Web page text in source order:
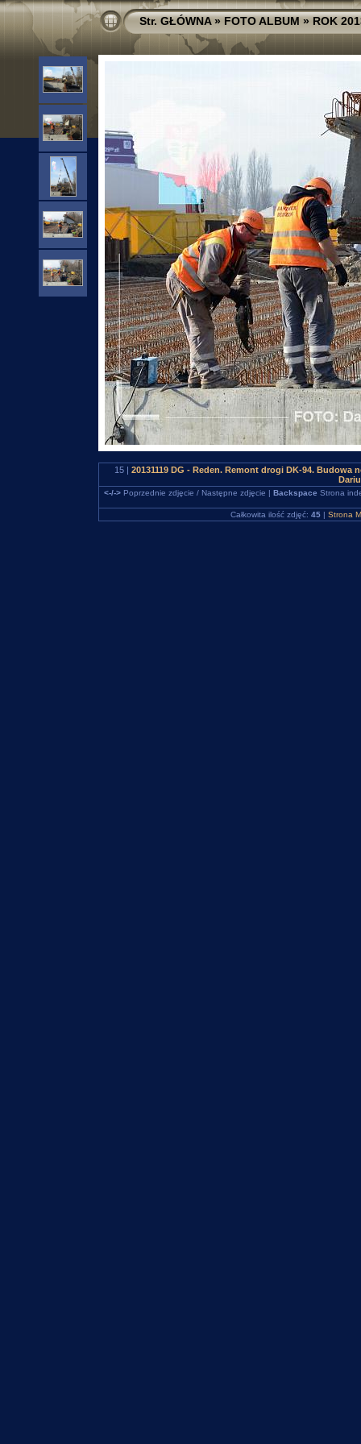
Str. GŁÓWNA»FOTO ALBUM»ROK
15 | 20131119 DG - Reden. Remont drogi DK-94.
<-/->Poprzednie zdjęcie / Następne zdjęcie | Backspace Strona
Całkowita ilość zdjęć: 45 | Strona